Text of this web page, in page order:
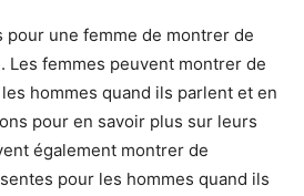
pour une femme de montrer de
Les femmes peuvent montrer de
hommes quand ils parlent et en
pour en savoir plus sur leurs
également montrer de
pour les hommes quand ils